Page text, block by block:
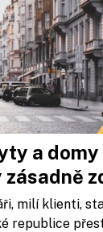
a domy
milí klienti,
republice